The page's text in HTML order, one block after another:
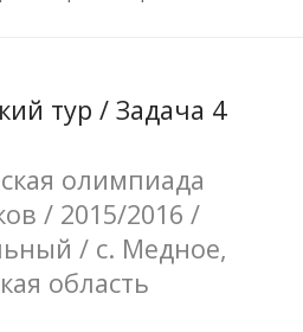
тур / Задача 4
олимпиада
/ 2015/2016 /
/ с. Медное,
область